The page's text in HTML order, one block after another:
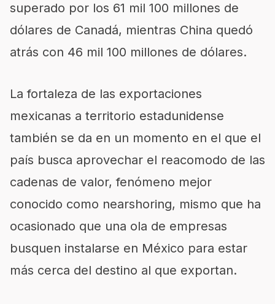
superado por los 61 mil 100 millones de
dólares de Canadá, mientras China quedó
atrás con 46 mil 100 millones de dólares.
La fortaleza de las exportaciones
mexicanas a territorio estadunidense
también se da en un momento en el que el
país busca aprovechar el reacomodo de las
cadenas de valor, fenómeno mejor
conocido como nearshoring, mismo que ha
ocasionado que una ola de empresas
busquen instalarse en México para estar
más cerca del destino al que exportan.